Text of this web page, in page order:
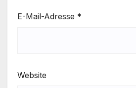
E-Mail-Adresse *
Website